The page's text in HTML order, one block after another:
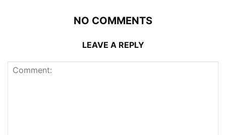
NO COMMENTS
LEAVE A REPLY